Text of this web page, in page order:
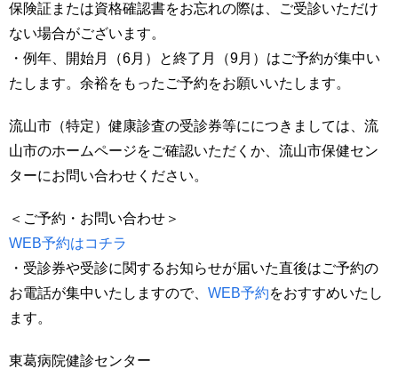
保険証または資格確認書をお忘れの際は、ご受診いただけ
ない場合がございます。
・例年、開始月（6月）と終了月（9月）はご予約が集中い
たします。余裕をもったご予約をお願いいたします。
流山市（特定）健康診査の受診券等ににつきましては、流
山市のホームページをご確認いただくか、流山市保健セン
ターにお問い合わせください。
＜ご予約・お問い合わせ＞
WEB予約はコチラ
・受診券や受診に関するお知らせが届いた直後はご予約の
お電話が集中いたしますので、 WEB予約をおすすめいたし
ます。
東葛病院健診センター